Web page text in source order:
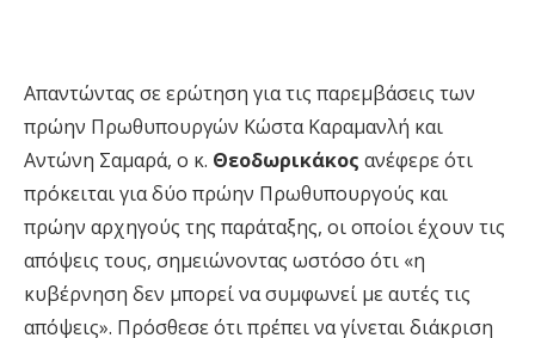
Απαντώντας σε ερώτηση για τις παρεμβάσεις των
πρώην Πρωθυπουργών Κώστα Καραμανλή και
Αντώνη Σαμαρά, ο κ. Θεοδωρικάκος ανέφερε ότι
πρόκειται για δύο πρώην Πρωθυπουργούς και
πρώην αρχηγούς της παράταξης, οι οποίοι έχουν τις
απόψεις τους, σημειώνοντας ωστόσο ότι «η
κυβέρνηση δεν μπορεί να συμφωνεί με αυτές τις
απόψεις». Πρόσθεσε ότι πρέπει να γίνεται διάκριση